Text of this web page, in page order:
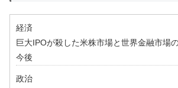
経済
巨大IPOが殺した米株市場と世界金融市場
今後
政治